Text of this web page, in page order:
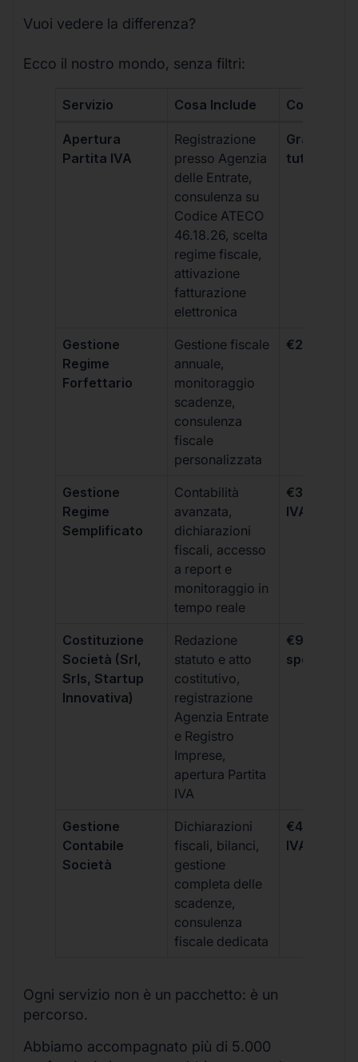
Vuoi vedere la differenza?
Ecco il nostro mondo, senza filtri:
Servizio Cosa Include Costo
Apertura
Partita IVA
Registrazione
presso Agenzia
delle Entrate,
consulenza su
Codice ATECO
46.18.26, scelta
regime fiscale,
attivazione
fatturazione
elettronica
Gratis,
tutti i piani
Gestione
Regime
Forfettario
Gestione fiscale
annuale,
monitoraggio
scadenze,
consulenza
fiscale
personalizzata
€264 +
Gestione
Regime
Semplificato
Contabilità
avanzata,
dichiarazioni
fiscali, accesso
a report e
monitoraggio in
tempo reale
€333 +
IVA/
Costituzione
Società (Srl,
Srls, Startup
Innovativa)
Redazione
statuto e atto
costitutivo,
registrazione
Agenzia Entrate
e Registro
Imprese,
apertura Partita
IVA
€99 + IVA
spese
Gestione
Contabile
Società
Dichiarazioni
fiscali, bilanci,
gestione
completa delle
scadenze,
consulenza
fiscale dedicata
€499 +
IVA/
Ogni servizio non è un pacchetto: è un
percorso.
Abbiamo accompagnato più di 5.000